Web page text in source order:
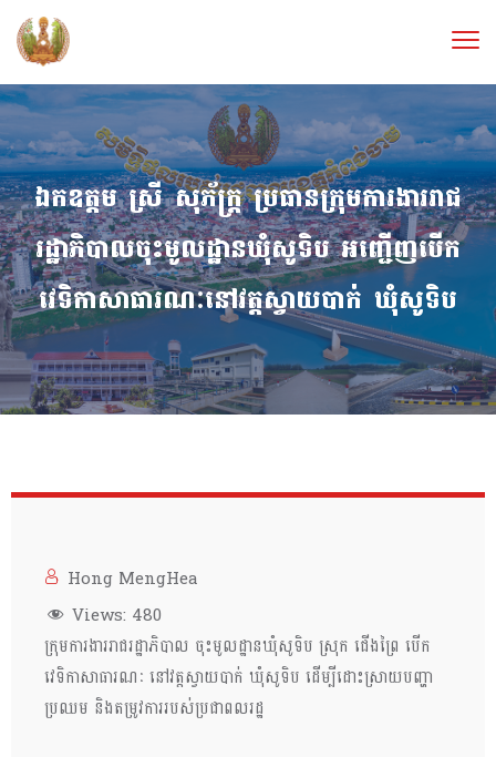
ឯកឧត្ដម ស្រី សុភ័ក្ដ្រ ប្រធានក្រុមការងាររាជ
រដ្ឋាភិបាលចុះមូលដ្ឋានឃុំសូទិប អញ្ជើញបេីក
វេទិកាសាធារណៈនៅវត្ដស្វាយបាក់ ឃុំសូទិប
Hong MengHea
Views: 480
ក្រុមការងាររាជរដ្ឋាភិបាល ចុះមូលដ្ឋានឃុំសូទិប ស្រុក ជេីងព្រៃ បេីក
វេទិកាសាធារណៈ នៅវត្ដស្វាយបាក់ ឃុំសូទិប ដើម្បីដោះស្រាយបញ្ហា
ប្រឈម និងតម្រូវការរបស់ប្រជាពលរដ្ឋ